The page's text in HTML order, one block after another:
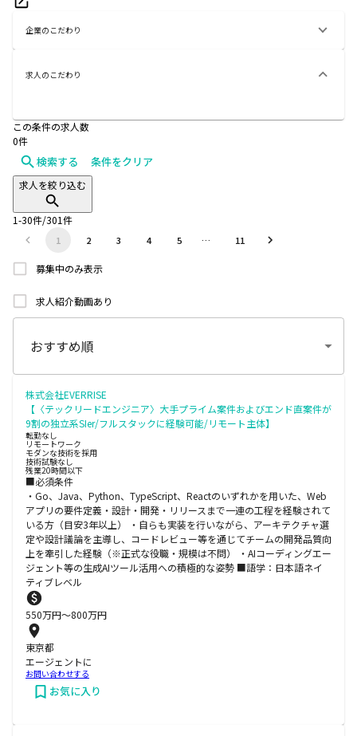
企業のこだわり
求人のこだわり
この条件の求人数
0件
検索する 条件をクリア
求人を絞り込む
1-30件/301件
1 2 3 4 5 … 11
募集中のみ表示
求人紹介動画あり
株式会社EVERRISE
【〈テックリードエンジニア〉大手プライム案件およびエンド直案件が
9割の独立系SIer/フルスタックに経験可能/リモート主体】
転勤なし
リモートワーク
モダンな技術を採用
技術試験なし
残業20時間以下
■必須条件
・Go、Java、Python、TypeScript、Reactのいずれかを用いた、Web
アプリの要件定義・設計・開発・リリースまで一連の工程を経験されて
いる方（目安3年以上） ・自らも実装を行いながら、アーキテクチャ選
定や設計議論を主導し、コードレビュー等を通じてチームの開発品質向
上を牽引した経験（※正式な役職・規模は不問） ・AIコーディングエー
ジェント等の生成AIツール活用への積極的な姿勢 ■語学：日本語ネイ
ティブレベル
550万円〜800万円
東京都
エージェントに
お問い合わせする
お気に入り